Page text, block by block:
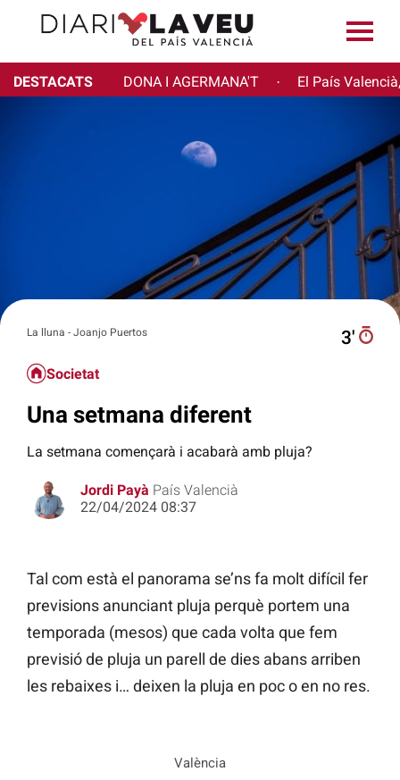
DESTACATS DONA I AGERMANA'T · El País
La lluna - Joanjo Puertos 3′
Societat
Una setmana diferent
La setmana començarà i acabarà amb pluja?
Jordi Payà País Valencià
22/04/2024 08:37
Tal com està el panorama se’ns fa molt difícil fer
previsions anunciant pluja perquè portem una
temporada (mesos) que cada volta que fem
previsió de pluja un parell de dies abans arriben
les rebaixes i… deixen la pluja en poc o en no res.
València